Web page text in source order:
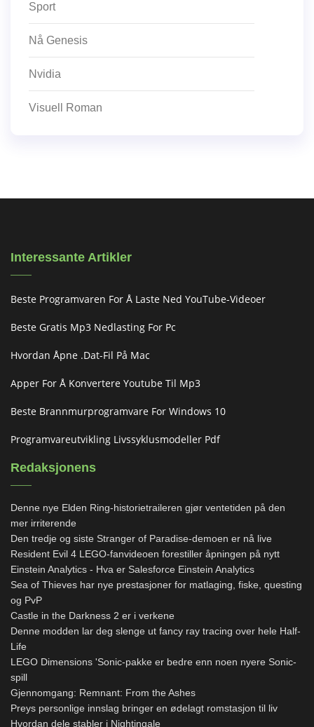
Sport
Nå Genesis
Nvidia
Visuell Roman
Interessante Artikler
Beste Programvaren For Å Laste Ned YouTube-Videoer
Beste Gratis Mp3 Nedlasting For Pc
Hvordan Åpne .dat-Fil På Mac
Apper For Å Konvertere Youtube Til Mp3
Beste Brannmurprogramvare For Windows 10
Programvareutvikling Livssyklusmodeller Pdf
Redaksjonens
Denne nye Elden Ring-historietraileren gjør ventetiden på den
mer irriterende
Den tredje og siste Stranger of Paradise-demoen er nå live
Resident Evil 4 LEGO-fanvideoen forestiller åpningen på nytt
Einstein Analytics - Hva er Salesforce Einstein Analytics
Sea of ​​Thieves har nye prestasjoner for matlaging, fiske, questing
og PvP
Castle in the Darkness 2 er i verkene
Denne modden lar deg slenge ut fancy ray tracing over hele Half-
Life
LEGO Dimensions 'Sonic-pakke er bedre enn noen nyere Sonic-
spill
Gjennomgang: Remnant: From the Ashes
Preys personlige innslag bringer en ødelagt romstasjon til liv
Hvordan dele stabler i Nightingale